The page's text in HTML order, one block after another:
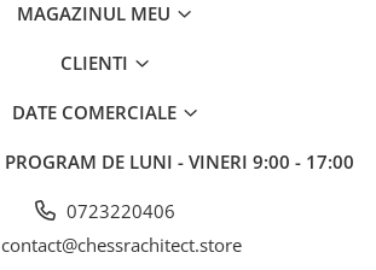
MAGAZINUL MEU
CLIENTI
DATE COMERCIALE
PROGRAM DE LUNI - VINERI 9:00 - 17:00
0723220406
contact@chessrachitect.store